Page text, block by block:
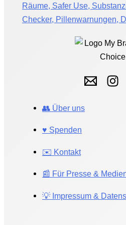
Räume, Safer Use,
Checker, Pillenwarnungen,
👥 Über uns
♥️ Spenden
✉️ Kontakt
📰 Für Presse &
💡 Impressum &